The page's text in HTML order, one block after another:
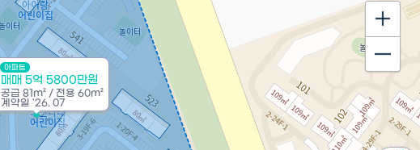
아파트
매매 5억 5800만원
공급 81m² / 전용 60m²
계약일 '26. 07